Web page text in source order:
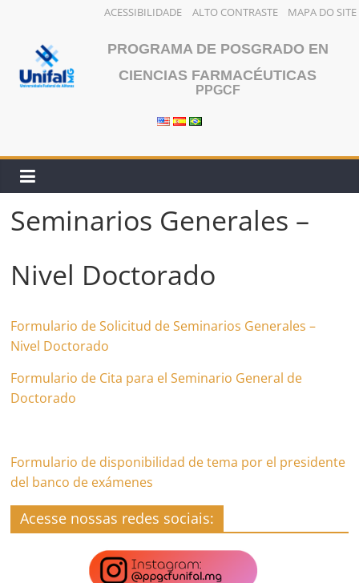
ACESSIBILIDADE ALTO CONTRASTE MAPA DO SITE
contenido
PROGRAMA DE POSGRADO EN
CIENCIAS FARMACÉUTICAS
PPGCF
Seminarios Generales –
Nivel Doctorado
Formulario de Solicitud de Seminarios Generales –
Nivel Doctorado
Formulario de Cita para el Seminario General de
Doctorado
Formulario de disponibilidad de tema por el presidente
del banco de exámenes
Acesse nossas redes sociais: